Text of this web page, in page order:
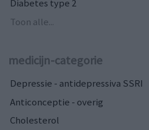
Diabetes type 2
Toon alle...
medicijn-categorie
Depressie - antidepressiva SSRI
Anticonceptie - overig
Cholesterol